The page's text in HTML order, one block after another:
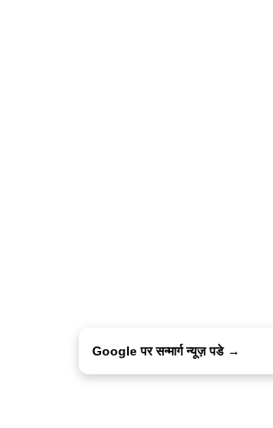
Google पर सन्मार्ग न्यूज़ पडे →